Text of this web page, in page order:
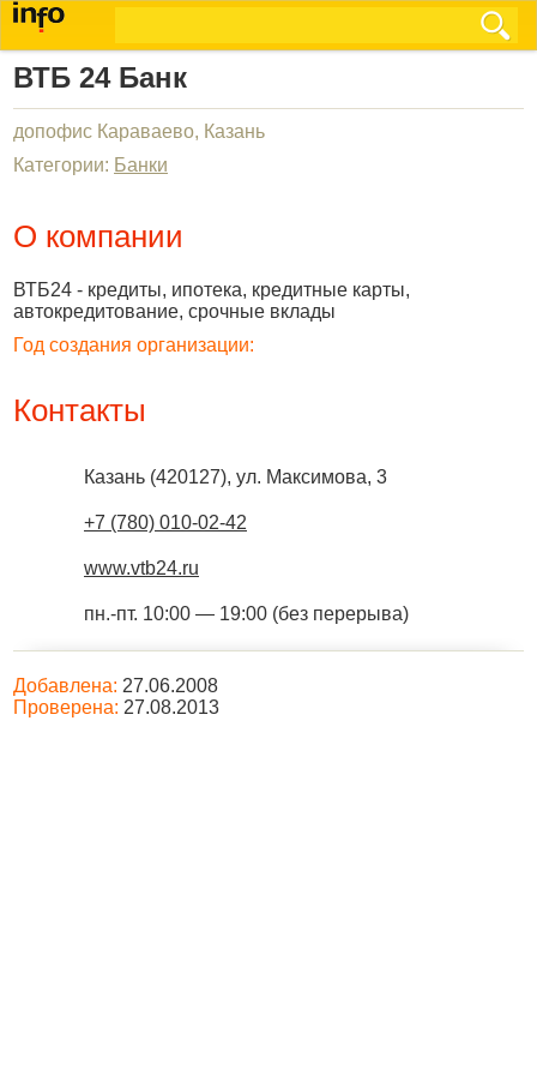
ВТБ 24 Банк
допофис Караваево, Казань
Категории: Банки
О компании
ВТБ24 - кредиты, ипотека, кредитные карты,
автокредитование, срочные вклады
Год создания организации:
Контакты
Казань (420127), ул. Максимова, 3
+7 (780) 010-02-42
www.vtb24.ru
пн.-пт. 10:00 — 19:00 (без перерыва)
Добавлена: 27.06.2008
Проверена: 27.08.2013